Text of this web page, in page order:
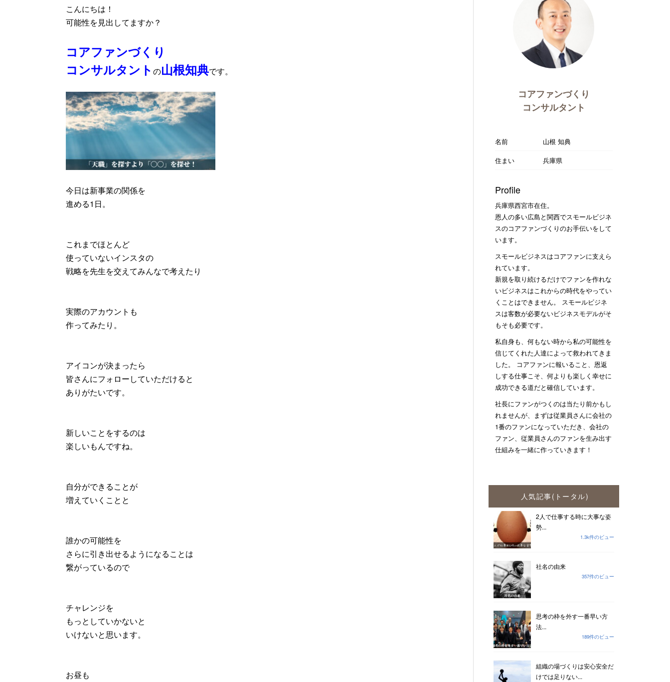
こんにちは！
可能性を見出してますか？
コアファンづくり
コンサルタント の山根知典です。
今日は新事業の関係を
進める1日。
これまでほとんど
使っていないインスタの
戦略を先生を交えてみんなで考えたり
実際のアカウントも
作ってみたり。
アイコンが決まったら
皆さんにフォローしていただけると
ありがたいです。
新しいことをするのは
楽しいもんですね。
自分ができることが
増えていくことと
誰かの可能性を
さらに引き出せるようになることは
繋がっているので
チャレンジを
もっとしていかないと
いけないと思います。
お昼も
コアファンづくり
コンサルタント
名前
山根 知典
住まい
兵庫県
Profile
兵庫県西宮市在住。
恩人の多い広島と関西でスモールビジネ
スのコアファンづくりのお手伝いをして
います。
スモールビジネスはコアファンに支えら
れています。
新規を取り続けるだけでファンを作れな
いビジネスはこれからの時代をやってい
くことはできません。 スモールビジネ
スは客数が必要ないビジネスモデルがそ
もそも必要です。
私自身も、何もない時から私の可能性を
信じてくれた人達によって救われてきま
した。 コアファンに報いること、恩返
しする仕事こそ、何よりも楽しく幸せに
成功できる道だと確信しています。
社長にファンがつくのは当たり前かもし
れませんが、まずは従業員さんに会社の
1番のファンになっていただき、会社の
ファン、従業員さんのファンを生み出す
仕組みを一緒に作っていきます！
人気記事(トータル)
2人で仕事する時に大事な姿
勢...
1.3k件のビュー
社名の由来
357件のビュー
思考の枠を外す一番早い方
法...
189件のビュー
組織の場づくりは安心安全だ
けでは足りない...